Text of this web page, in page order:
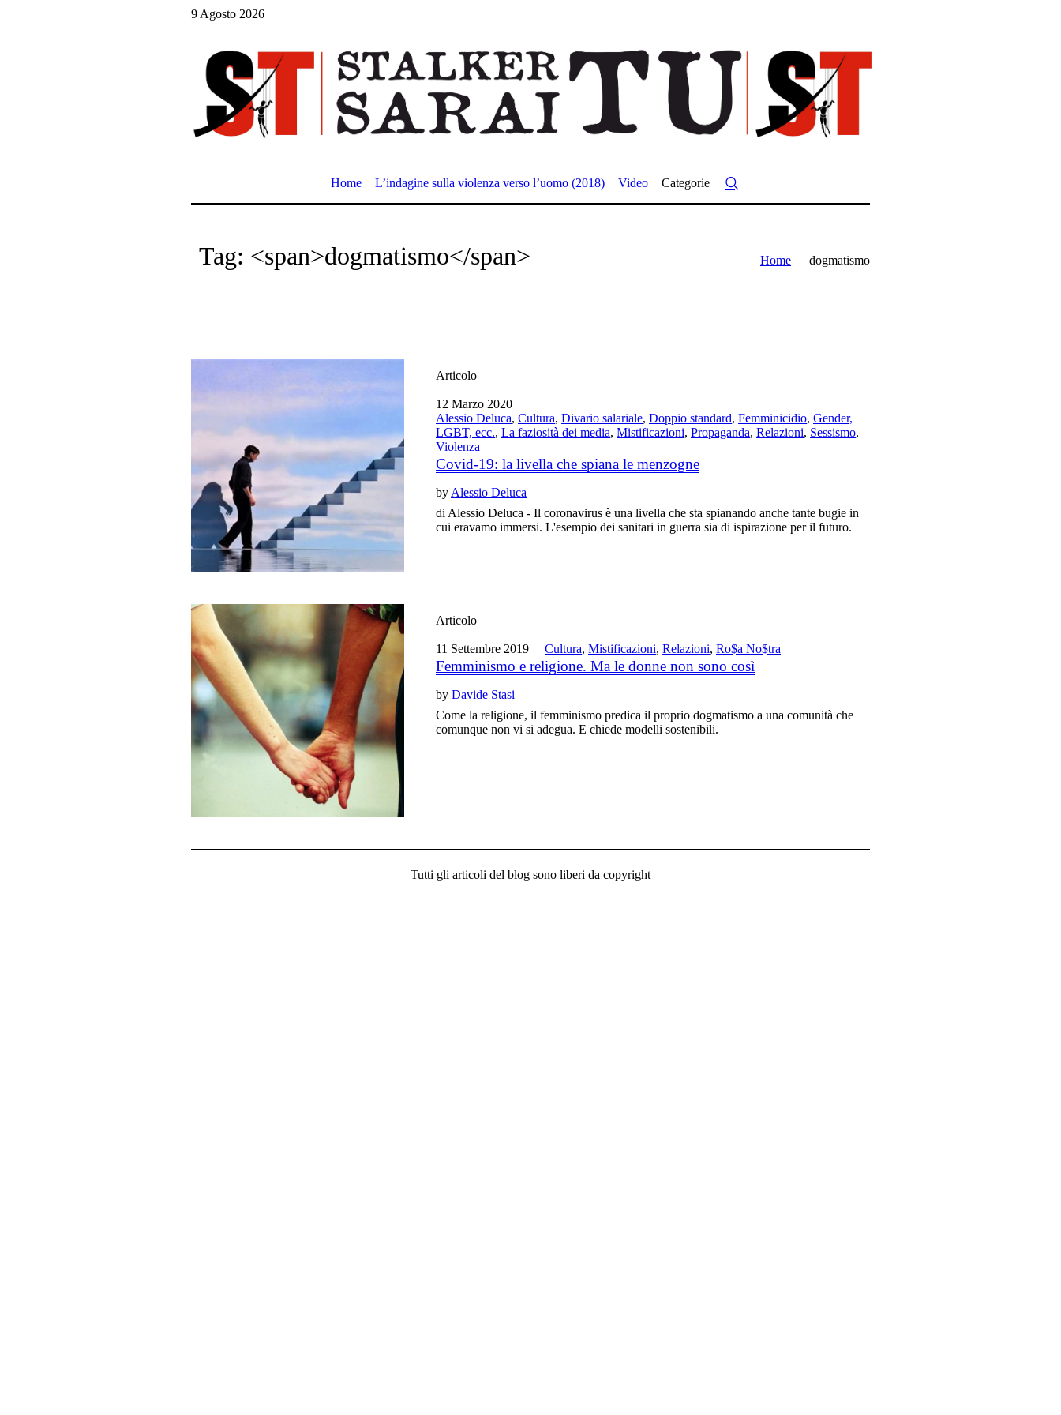
9 Agosto 2026
Home L’indagine sulla violenza verso l’uomo (2018) Video Categorie
Tag: <span>dogmatismo</span> Home dogmatismo
Articolo
12 Marzo 2020
Alessio Deluca,Cultura,Divario salariale,Doppio standard,Femminicidio,Gender,
LGBT, ecc.,La faziosità dei media,Mistificazioni,Propaganda,Relazioni, Sessismo,
Violenza
Covid-19: la livella che spiana le menzogne
by Alessio Deluca
di Alessio Deluca - Il coronavirus è una livella che sta spianando anche tante bugie in
cui eravamo immersi. L'esempio dei sanitari in guerra sia di ispirazione per il futuro.
Articolo
11 Settembre 2019 Cultura,Mistificazioni,Relazioni,Ro$a No$tra
Femminismo e religione. Ma le donne non sono così
byDavide Stasi
Come la religione, il femminismo predica il proprio dogmatismo a una comunità che
comunque non vi si adegua. E chiede modelli sostenibili.
Tutti gli articoli del blog sono liberi da copyright